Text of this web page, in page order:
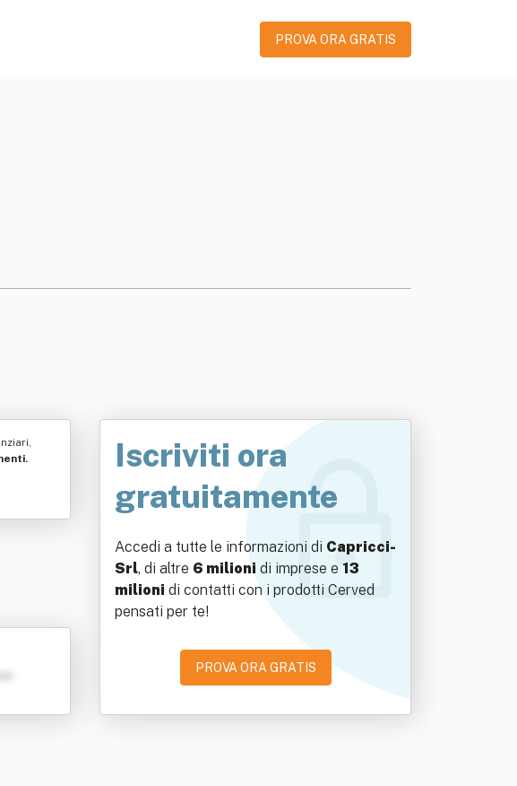
PROVA ORA GRATIS
Iscriviti ora
gratuitamente
Accedi a tutte le informazioni di Capricci-
Srl, di altre 6 milioni di imprese e 13
milioni di contatti con i prodotti Cerved
pensati per te!
PROVA ORA GRATIS